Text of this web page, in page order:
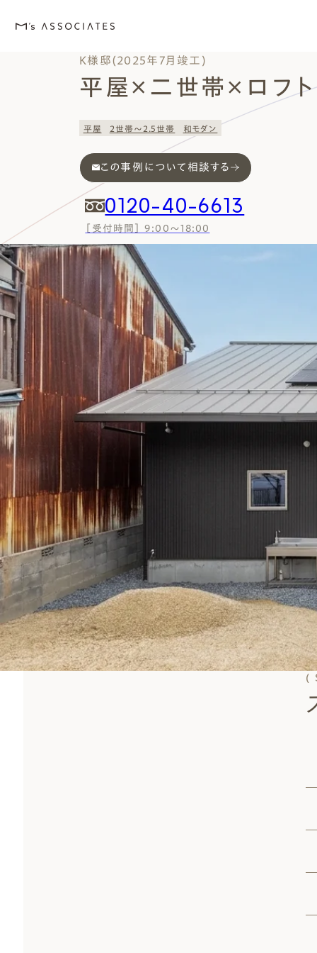
M's house
エムズの家
エムズの家について
M's house
10のお約束ごと、苦手な
こと
Promise
Lineup
ラインナップ
ラインナップ
Lineup
ナチュレエコ・アドバンス
（コスパ最強モデル）
Natureeco Advance
Love
エムズを愛する人たち
Works
施工事例
外装仕様から探す
Exterior Type
軒アリ
With Eaves
Event・Blog
イベント・ブログ
ブログ
家づくりコラム
House Column
About
エムズのこと
K様邸(2025年7月竣工)
平屋×二世帯×ロフト
平屋 2世帯〜2.5世帯 和モダン
この事例について相談する
0120-40-6613
［受付時間］ 9:00～18:00
(